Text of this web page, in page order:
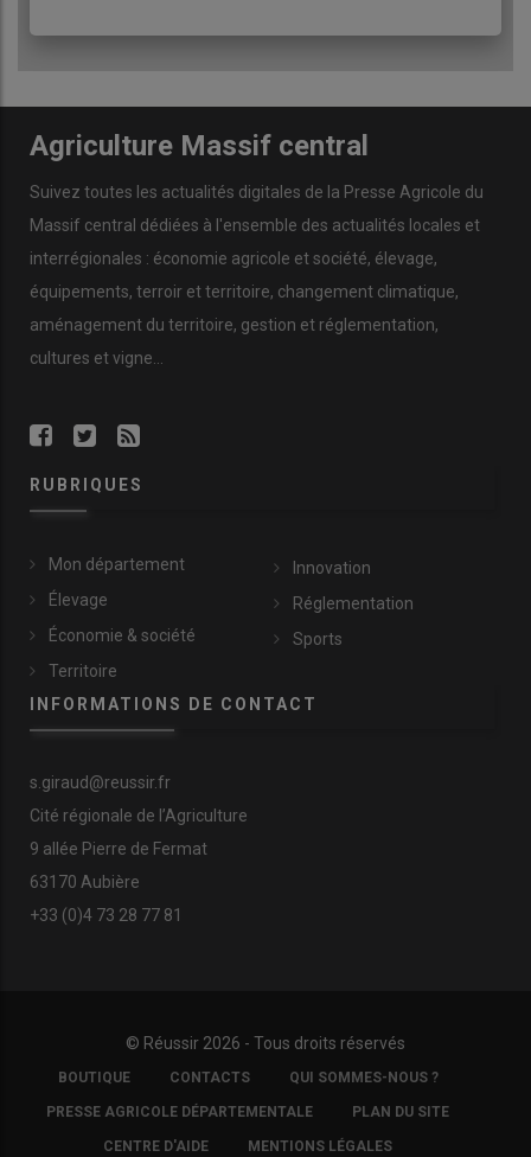
Agriculture Massif central
Suivez toutes les actualités digitales de la Presse Agricole du
Massif central dédiées à l'ensemble des actualités locales et
interrégionales : économie agricole et société, élevage,
équipements, terroir et territoire, changement climatique,
aménagement du territoire, gestion et réglementation,
cultures et vigne...
RUBRIQUES
Mon département
Élevage
Économie & société
Territoire
Innovation
Réglementation
Sports
INFORMATIONS DE CONTACT
s.giraud@reussir.fr
Cité régionale de l’Agriculture
9 allée Pierre de Fermat
63170 Aubière
+33 (0)4 73 28 77 81
© Réussir 2026 - Tous droits réservés
FOOTER
COPYRIGHT
BOUTIQUE CONTACTS QUI SOMMES-NOUS ?
PRESSE AGRICOLE DÉPARTEMENTALE PLAN DU SITE
CENTRE D'AIDE MENTIONS LÉGALES